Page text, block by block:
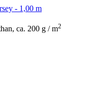
- 1,00 m
ca. 200 g / m2